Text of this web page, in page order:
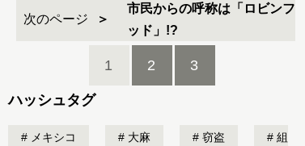
次のページ
市民からの呼称は「ロビンフ
ッド」!?
1 2 3
ハッシュタグ
メキシコ 大麻 窃盗 組